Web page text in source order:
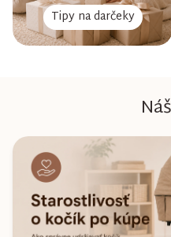
Tipy na darčeky